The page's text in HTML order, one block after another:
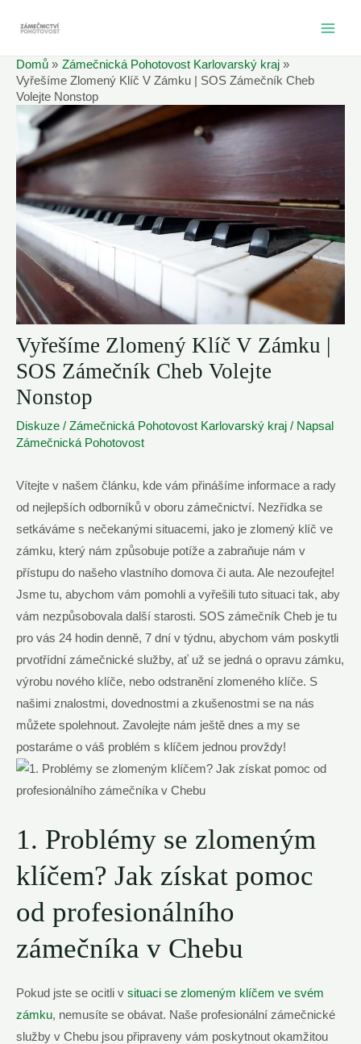
Domů
Zámečnická Pohotovost Karlovarský kraj
Vyřešíme Zlomený Klíč V Zámku | SOS Zámečník Cheb
Volejte Nonstop
Vyřešíme Zlomený Klíč V Zámku |
SOS Zámečník Cheb Volejte
Nonstop
Diskuze / Zámečnická Pohotovost Karlovarský kraj / Napsal
Zámečnická Pohotovost
Vítejte v našem ‍článku, ‍kde vám ⁢přinášíme informace a rady
od nejlepších odborníků⁢ v oboru zámečnictví. Nezřídka se
setkáváme s ​nečekanými situacemi, jako je zlomený klíč ve
zámku, který nám⁢ způsobuje potíže a ​zabraňuje‌ nám v⁣
přístupu⁤ do našeho vlastního ⁢domova či auta. Ale nezoufejte!
Jsme tu, abychom vám pomohli a vyřešili tuto‍ situaci tak, ‌aby
vám ⁢nezpůsobovala další starosti.⁤ SOS ⁣zámečník Cheb je ‍tu
pro vás 24 hodin⁤ denně, ‌7‌ dní v týdnu, abychom vám poskytli
⁤prvotřídní zámečnické služby, ať ⁤už se jedná o opravu⁢ zámku,
výrobu nového klíče, nebo‌ odstranění zlomeného klíče. S
našimi znalostmi, dovednostmi​ a zkušenostmi se na ‌nás
můžete spolehnout. Zavolejte ⁢nám ještě dnes ⁤a my‍ se
postaráme o‍ váš problém s klíčem jednou provždy!
1. Problémy se zlomeným
klíčem? Jak získat pomoc⁢
od profesionálního
zámečníka v Chebu
Pokud jste se ocitli v⁢ situaci ⁢se zlomeným‌ klíčem ve ‍svém
⁣zámku, ⁢nemusíte se obávat. ⁣Naše ‍profesionální⁣ zámečnické
služby v​ Chebu jsou připraveny ​vám poskytnout okamžitou